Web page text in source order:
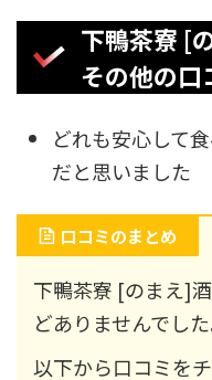
下鴨茶寮 [
その他の口
どれも安心して
だと思いました
口コミのまとめ
下鴨茶寮 [のまえ]
どありませんでした
以下から口コミを